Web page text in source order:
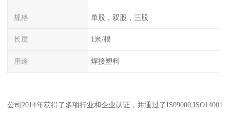
规格 单股，双股，三股
长度 1米/根
用途 焊接塑料
公司2014年获得了多项行业和企业认证，并通过了IS09000,ISO14001